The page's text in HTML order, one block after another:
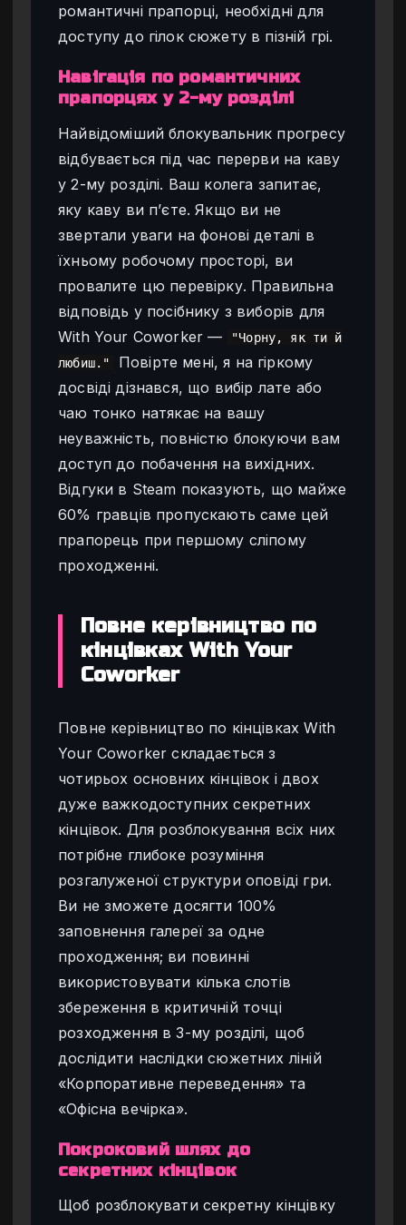
романтичні прапорці, необхідні для
доступу до гілок сюжету в пізній грі.
Навігація по романтичних
прапорцях у 2-му розділі
Найвідоміший блокувальник прогресу
відбувається під час перерви на каву
у 2-му розділі. Ваш колега запитає,
яку каву ви п’єте. Якщо ви не
звертали уваги на фонові деталі в
їхньому робочому просторі, ви
провалите цю перевірку. Правильна
відповідь у посібнику з виборів для
With Your Coworker —
"Чорну, як ти й
любиш."
Повірте мені, я на гіркому
досвіді дізнався, що вибір лате або
чаю тонко натякає на вашу
неуважність, повністю блокуючи вам
доступ до побачення на вихідних.
Відгуки в Steam показують, що майже
60% гравців пропускають саме цей
прапорець при першому сліпому
проходженні.
Повне керівництво по
кінцівках With Your
Coworker
Повне керівництво по кінцівках With
Your Coworker складається з
чотирьох основних кінцівок і двох
дуже важкодоступних секретних
кінцівок. Для розблокування всіх них
потрібне глибоке розуміння
розгалуженої структури оповіді гри.
Ви не зможете досягти 100%
заповнення галереї за одне
проходження; ви повинні
використовувати кілька слотів
збереження в критичній точці
розходження в 3-му розділі, щоб
дослідити наслідки сюжетних ліній
«Корпоративне переведення» та
«Офісна вечірка».
Покроковий шлях до
секретних кінцівок
Щоб розблокувати секретну кінцівку